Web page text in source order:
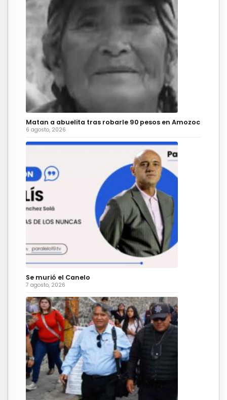
Matan a abuelita tras robarle 90 pesos en Amozoc
6 agosto, 2026
Se murió el Canelo
7 agosto, 2026